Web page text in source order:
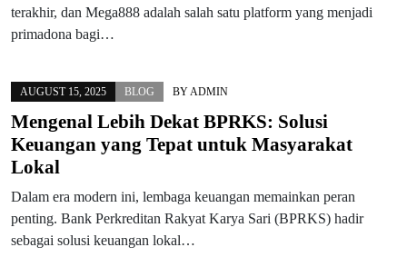
terakhir, dan Mega888 adalah salah satu platform yang menjadi
primadona bagi…
AUGUST 15, 2025 BLOG BY ADMIN
Mengenal Lebih Dekat BPRKS: Solusi
Keuangan yang Tepat untuk Masyarakat
Lokal
Dalam era modern ini, lembaga keuangan memainkan peran
penting. Bank Perkreditan Rakyat Karya Sari (BPRKS) hadir
sebagai solusi keuangan lokal…